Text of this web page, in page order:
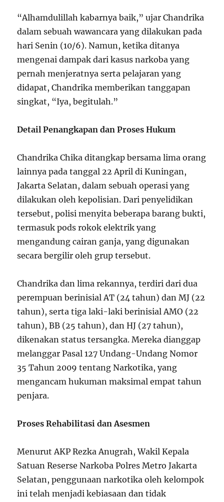
“Alhamdulillah kabarnya baik,” ujar Chandrika
dalam sebuah wawancara yang dilakukan pada
hari Senin (10/6). Namun, ketika ditanya
mengenai dampak dari kasus narkoba yang
pernah menjeratnya serta pelajaran yang
didapat, Chandrika memberikan tanggapan
singkat, “Iya, begitulah.”
Detail Penangkapan dan Proses Hukum
Chandrika Chika ditangkap bersama lima orang
lainnya pada tanggal 22 April di Kuningan,
Jakarta Selatan, dalam sebuah operasi yang
dilakukan oleh kepolisian. Dari penyelidikan
tersebut, polisi menyita beberapa barang bukti,
termasuk pods rokok elektrik yang
mengandung cairan ganja, yang digunakan
secara bergilir oleh grup tersebut.
Chandrika dan lima rekannya, terdiri dari dua
perempuan berinisial AT (24 tahun) dan MJ (22
tahun), serta tiga laki-laki berinisial AMO (22
tahun), BB (25 tahun), dan HJ (27 tahun),
dikenakan status tersangka. Mereka dianggap
melanggar Pasal 127 Undang-Undang Nomor
35 Tahun 2009 tentang Narkotika, yang
mengancam hukuman maksimal empat tahun
penjara.
Proses Rehabilitasi dan Asesmen
Menurut AKP Rezka Anugrah, Wakil Kepala
Satuan Reserse Narkoba Polres Metro Jakarta
Selatan, penggunaan narkotika oleh kelompok
ini telah menjadi kebiasaan dan tidak